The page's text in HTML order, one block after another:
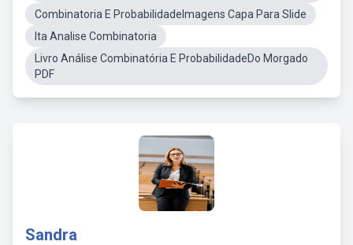
Combinatoria E ProbabilidadeImagens Capa Para Slide
Ita Analise Combinatoria
Livro Análise Combinatória E ProbabilidadeDo Morgado
PDF
Sandra